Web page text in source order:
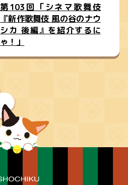
第103回「シネマ歌舞伎
『新作歌舞伎 風の谷のナウ
シカ 後編』を紹介するに
ゃ！」